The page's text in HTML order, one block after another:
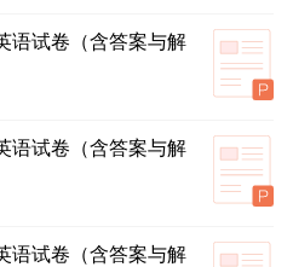
语试卷（含答案与解
语试卷（含答案与解
语试卷（含答案与解